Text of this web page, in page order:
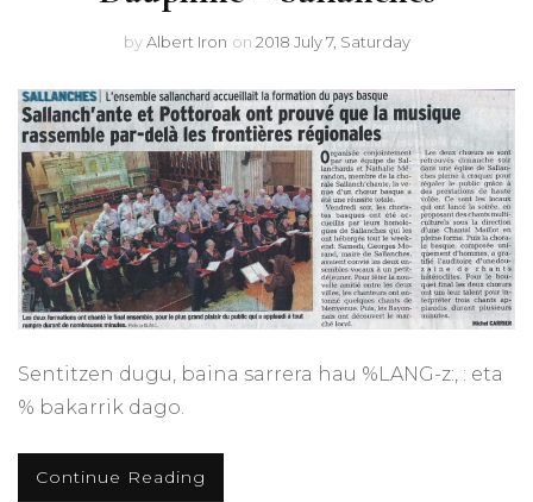
byAlbert Iron on 2018 July 7, Saturday
Sentitzen dugu, baina sarrera hau %LANG-z:, : eta
% bakarrik dago.
Continue Reading